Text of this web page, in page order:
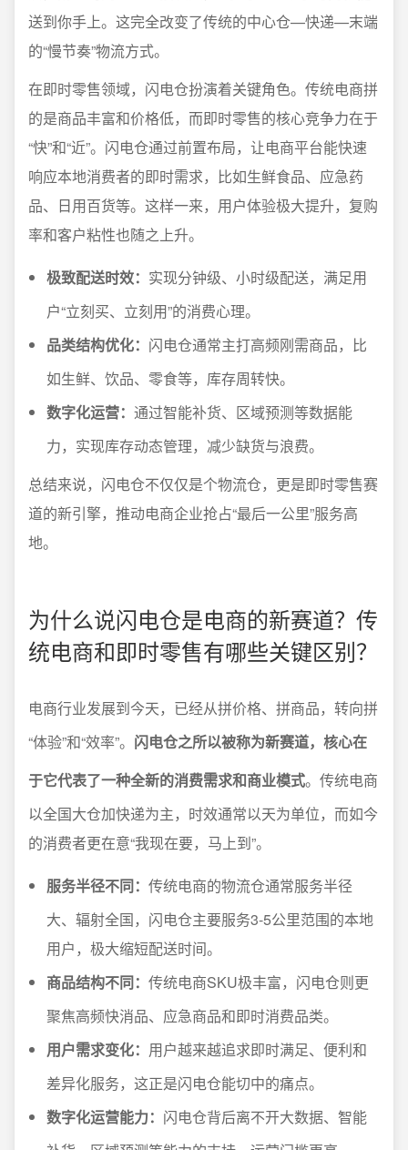
送到你手上。这完全改变了传统的中心仓—快递—末端
的“慢节奏”物流方式。
在即时零售领域，闪电仓扮演着关键角色。传统电商拼
的是商品丰富和价格低，而即时零售的核心竞争力在于
“快”和“近”。闪电仓通过前置布局，让电商平台能快速
响应本地消费者的即时需求，比如生鲜食品、应急药
品、日用百货等。这样一来，用户体验极大提升，复购
率和客户粘性也随之上升。
极致配送时效： 实现分钟级、小时级配送，满足用
户“立刻买、立刻用”的消费心理。
品类结构优化： 闪电仓通常主打高频刚需商品，比
如生鲜、饮品、零食等，库存周转快。
数字化运营： 通过智能补货、区域预测等数据能
力，实现库存动态管理，减少缺货与浪费。
总结来说，闪电仓不仅仅是个物流仓，更是即时零售赛
道的新引擎，推动电商企业抢占“最后一公里”服务高
地。
为什么说闪电仓是电商的新赛道？传
统电商和即时零售有哪些关键区别？
电商行业发展到今天，已经从拼价格、拼商品，转向拼
“体验”和“效率”。 闪电仓之所以被称为新赛道，核心在
于它代表了一种全新的消费需求和商业模式。传统电商
以全国大仓加快递为主，时效通常以天为单位，而如今
的消费者更在意“我现在要，马上到”。
服务半径不同： 传统电商的物流仓通常服务半径
大、辐射全国，闪电仓主要服务3-5公里范围的本地
用户，极大缩短配送时间。
商品结构不同： 传统电商SKU极丰富，闪电仓则更
聚焦高频快消品、应急商品和即时消费品类。
用户需求变化： 用户越来越追求即时满足、便利和
差异化服务，这正是闪电仓能切中的痛点。
数字化运营能力： 闪电仓背后离不开大数据、智能